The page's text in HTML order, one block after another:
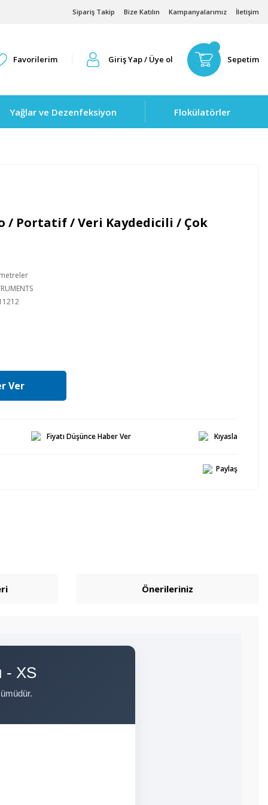
Sipariş Takip Bize Katılın Kampanyalarımız İletişim
Favorilerim Giriş Yap / Üye ol Sepetim
Yağlar ve Dezenfeksiyon Flokülatörler
/ Portatif / Veri Kaydedicili / Çok
Ver
Fiyatı Düşünce Haber Ver Kıyasla
Paylaş
Önerileriniz
- XS